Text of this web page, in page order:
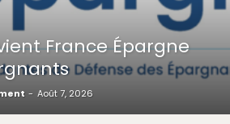
France Épargne
- Août 7, 2026